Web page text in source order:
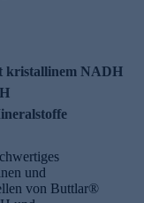
kristallinem NADH
und
von Buttlar®